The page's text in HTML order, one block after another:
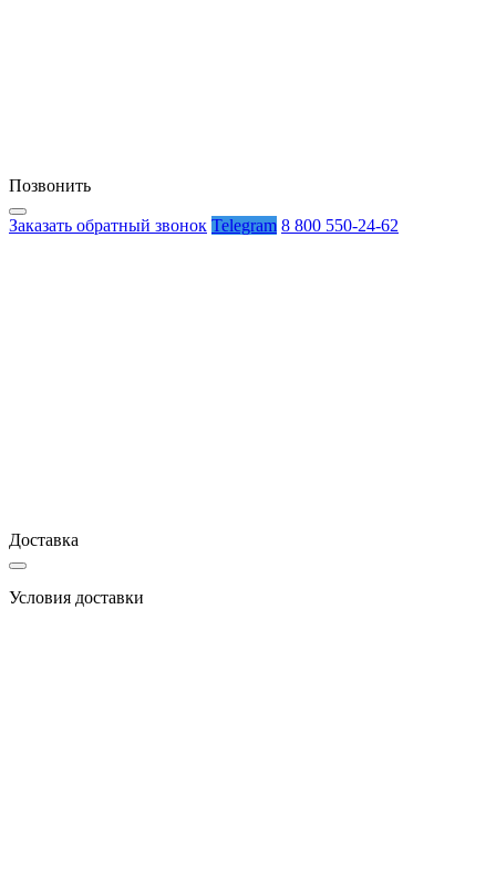
Позвонить
Заказать обратный звонок Telegram 8 800 550-24-62
Доставка
Условия доставки